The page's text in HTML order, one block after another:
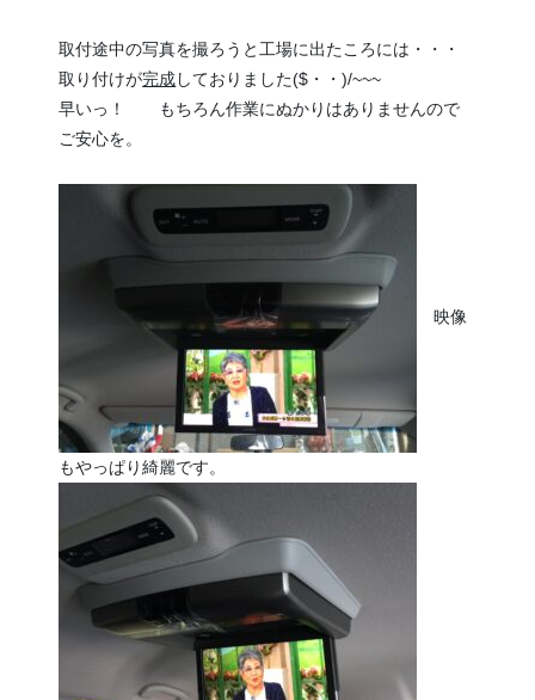
取付途中の写真を撮ろうと工場に出たころには・・・
取り付けが完成しておりました($・・)/~~~
早いっ！ もちろん作業にぬかりはありませんので
ご安心を。
映像
もやっぱり綺麗です。